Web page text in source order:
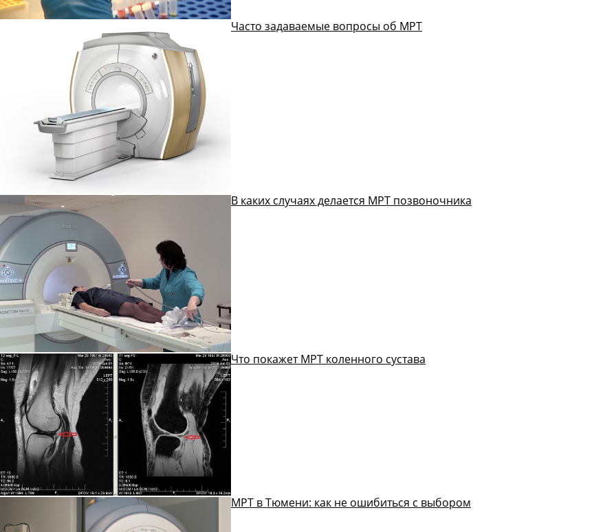
Часто задаваемые вопросы об МРТ
В каких случаях делается МРТ позвоночника
Что покажет МРТ коленного сустава
МРТ в Тюмени: как не ошибиться с выбором